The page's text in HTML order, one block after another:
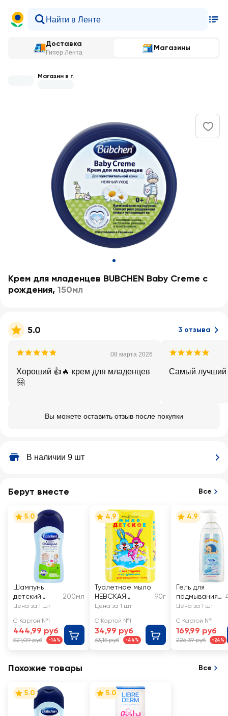
Доставка
Гипер Лента
Магазины
Магазин в г.
Крем для младенцев BUBCHEN Baby Creme с
рождения, 150мл
5.0 3 отзыва
08 марта 2026
Хороший 👍🔥 крем для младенцев
🤗
Самый лучший
Вы можете оставить отзыв после покупки
В наличии 9 шт
Берут вместе Все
5.0
Шампунь
детский
BUBCHEN
200мл
Цена за 1 шт
С Картой №1
444,99 руб
521,09 руб -14%
4.9
Туалетное мыло
НЕВСКАЯ
КОСМЕТИКА
90г
Цена за 1 шт
С Картой №1
34,99 руб
63,15 руб -44%
4.9
Гель для
подмывания
младенцев
СОЛНЫШКО
Цена за 1 шт
С Картой №1
169,99 руб
226,39 руб -24%
Похожие товары Все
5.0 5.0